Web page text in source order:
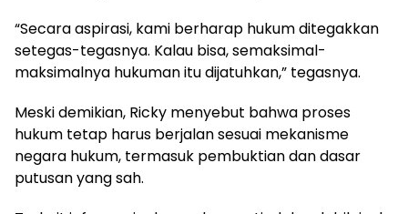
“Secara aspirasi, kami berharap hukum ditegakkan
setegas-tegasnya. Kalau bisa, semaksimal-
maksimalnya hukuman itu dijatuhkan,” tegasnya.
Meski demikian, Ricky menyebut bahwa proses
hukum tetap harus berjalan sesuai mekanisme
negara hukum, termasuk pembuktian dan dasar
putusan yang sah.